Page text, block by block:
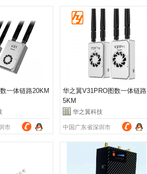
一体链路20KM
市
华之翼V31PRO图数一体链路
5KM
华之翼科技
中国广东省深圳市